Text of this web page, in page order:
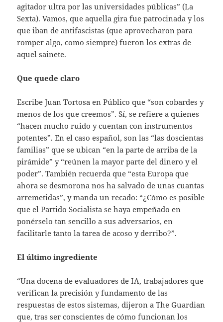
agitador ultra por las universidades públicas” (La
Sexta). Vamos, que aquella gira fue patrocinada y los
que iban de antifascistas (que aprovecharon para
romper algo, como siempre) fueron los extras de
aquel sainete.
Que quede claro
Escribe Juan Tortosa en Público que “son cobardes y
menos de los que creemos”. Sí, se refiere a quienes
“hacen mucho ruido y cuentan con instrumentos
potentes”. En el caso español, son las “las doscientas
familias” que se ubican “en la parte de arriba de la
pirámide” y “reúnen la mayor parte del dinero y el
poder”. También recuerda que “esta Europa que
ahora se desmorona nos ha salvado de unas cuantas
arremetidas”, y manda un recado: “¿Cómo es posible
que el Partido Socialista se haya empeñado en
ponérselo tan sencillo a sus adversarios, en
facilitarle tanto la tarea de acoso y derribo?”.
El último ingrediente
“Una docena de evaluadores de IA, trabajadores que
verifican la precisión y fundamento de las
respuestas de estos sistemas, dijeron a The Guardian
que, tras ser conscientes de cómo funcionan los